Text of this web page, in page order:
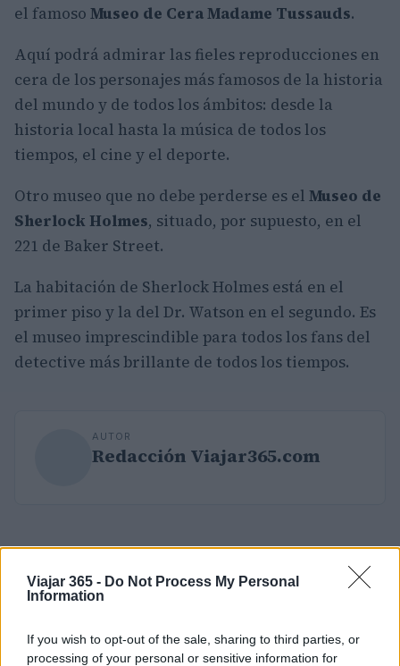
Viajar 365 - Do Not Process My Personal
Information
If you wish to opt-out of the sale, sharing to third parties, or
processing of your personal or sensitive information for
el famoso Museo de Cera Madame Tussauds.
Aquí podrá admirar las fieles reproducciones en
cera de los personajes más famosos de la historia
del mundo y de todos los ámbitos: desde la
historia local hasta la música de todos los
tiempos, el cine y el deporte.
Otro museo que no debe perderse es el Museo de
Sherlock Holmes, situado, por supuesto, en el
221 de Baker Street.
La habitación de Sherlock Holmes está en el
primer piso y la del Dr. Watson en el segundo. Es
el museo imprescindible para todos los fans del
detective más brillante de todos los tiempos.
AUTOR
Redacción Viajar365.com